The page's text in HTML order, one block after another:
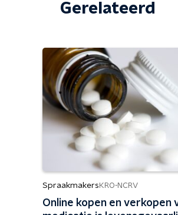
Gerelateerd
Spraakmakers KRO-NCRV
Online kopen en verkopen